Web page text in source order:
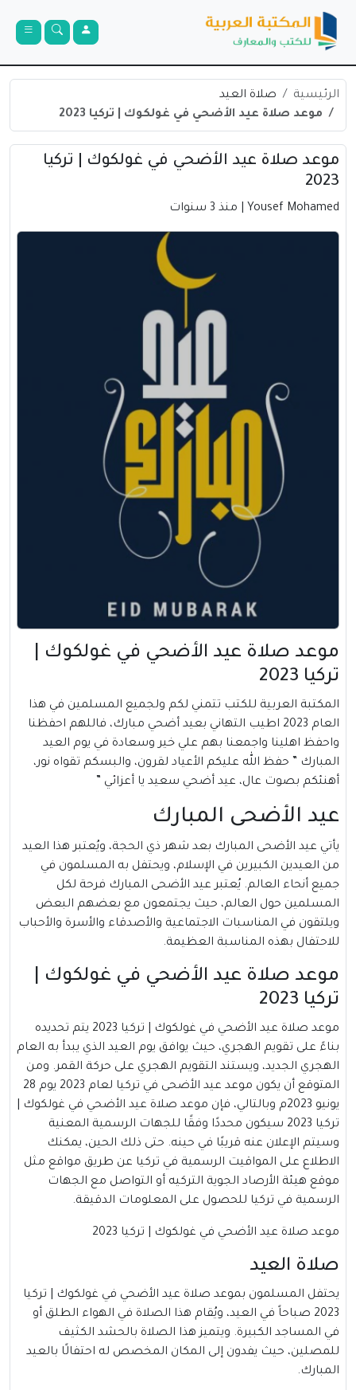
الرئيسية
صلاة العيد
موعد صلاة عيد الأضحي في غولكوك | تركيا 2023
موعد صلاة عيد الأضحي في غولكوك | تركيا
2023
Yousef Mohamed | منذ 3 سنوات
موعد صلاة عيد الأضحي في غولكوك |
تركيا 2023
المكتبة العربية للكتب تتمني لكم ولجميع المسلمين في هذا
العام 2023 اطيب التهاني بعيد أضحي مبارك، فاللهم احفظنا
واحفظ اهلينا واجمعنا بهم علي خير وسعادة في يوم العيد
المبارك ” حفظ الله عليكم الأعياد لقرون، والبسكم تقواه نور،
أهنئكم بصوت عال، عيد أضحي سعيد يا أعزائي ”
عيد الأضحى المبارك
يأتي عيد الأضحى المبارك بعد شهر ذي الحجة، ويُعتبر هذا العيد
من العيدين الكبيرين في الإسلام، ويحتفل به المسلمون في
جميع أنحاء العالم. يُعتبر عيد الأضحى المبارك فرحة لكل
المسلمين حول العالم، حيث يجتمعون مع بعضهم البعض
ويلتقون في المناسبات الاجتماعية والأصدقاء والأسرة والأحباب
للاحتفال بهذه المناسبة العظيمة.
موعد صلاة عيد الأضحي في غولكوك |
تركيا 2023
موعد صلاة عيد الأضحي في غولكوك | تركيا 2023 يتم تحديده
بناءً على تقويم الهجري، حيث يوافق يوم العيد الذي يبدأ به العام
الهجري الجديد، ويستند التقويم الهجري على حركة القمر. ومن
المتوقع أن يكون موعد عيد الأضحى في تركيا لعام 2023 يوم 28
يونيو 2023م وبالتالي، فإن موعد صلاة عيد الأضحي في غولكوك |
تركيا 2023 سيكون محددًا وفقًا للجهات الرسمية المعنية
وسيتم الإعلان عنه قريبًا في حينه. حتى ذلك الحين، يمكنك
الاطلاع على المواقيت الرسمية في تركيا عن طريق مواقع مثل
موقع هيئة الأرصاد الجوية التركيه أو التواصل مع الجهات
الرسمية في تركيا للحصول على المعلومات الدقيقة.
موعد صلاة عيد الأضحي في غولكوك | تركيا 2023
صلاة العيد
يحتفل المسلمون بموعد صلاة عيد الأضحي في غولكوك | تركيا
2023 صباحاً في العيد، ويُقام هذا الصلاة في الهواء الطلق أو
في المساجد الكبيرة. ويتميز هذا الصلاة بالحشد الكثيف
للمصلين، حيث يفدون إلى المكان المخصص له احتفالًا بالعيد
المبارك.